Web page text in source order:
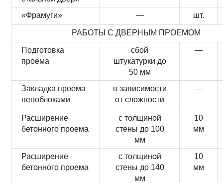
«Фрамуги»
— шт.
РАБОТЫ С ДВЕРНЫМ ПРОЕМОМ
Подготовка
проема
сбой
штукатурки до
50 мм
—
Закладка проема
пеноблоками
в зависимости
от сложности
—
Расширение
бетонного проема
с толщиной
стены до 100
мм
10
мм
Расширение
бетонного проема
с толщиной
стены до 140
мм
10
мм